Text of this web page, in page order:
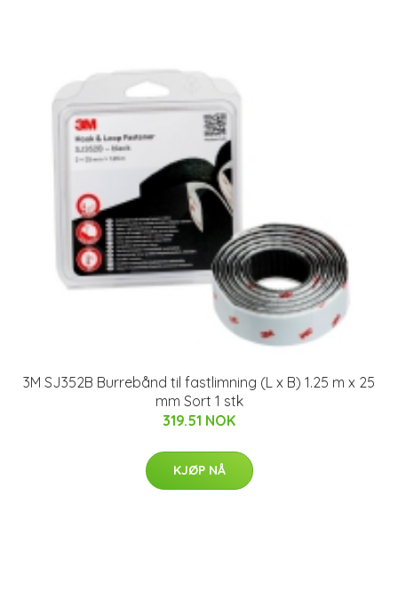
3M SJ352B Burrebånd til fastlimning (L x B) 1.25 m x 25
mm Sort 1 stk
319.51 NOK
KJØP NÅ